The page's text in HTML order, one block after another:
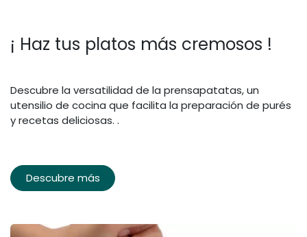
¡ Haz tus platos más cremosos !
Descubre la versatilidad de la prensapatatas, un
utensilio de cocina que facilita la preparación de purés
y recetas deliciosas. .
Descubre más